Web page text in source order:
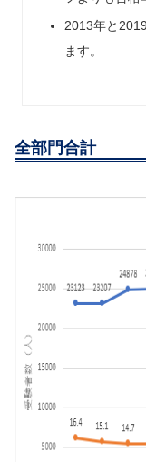
2013年と
ます。
全部門合計